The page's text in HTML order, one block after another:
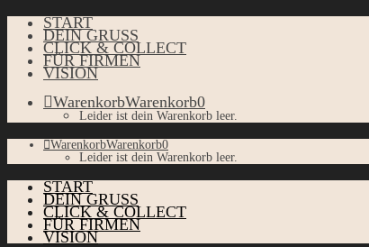
START
DEIN GRUSS
CLICK & COLLECT
FÜR FIRMEN
VISION
WarenkorbWarenkorb0
Leider ist dein Warenkorb leer.
WarenkorbWarenkorb0
Leider ist dein Warenkorb leer.
START
DEIN GRUSS
CLICK & COLLECT
FÜR FIRMEN
VISION